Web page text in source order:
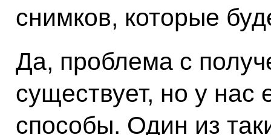
снимков, которые
Да, проблема с
существует, но у нас
способы. Один из